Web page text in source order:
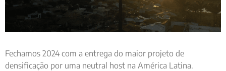
Fechamos 2024 com a entrega do maior projeto de
densificação por uma neutral host na América Latina.